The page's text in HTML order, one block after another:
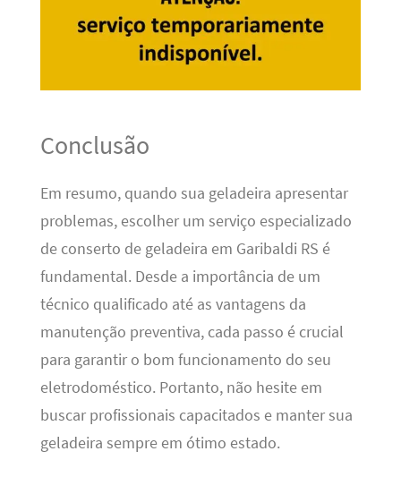
Conclusão
Em resumo, quando sua geladeira apresentar
problemas, escolher um serviço especializado
de conserto de geladeira em Garibaldi RS é
fundamental. Desde a importância de um
técnico qualificado até as vantagens da
manutenção preventiva, cada passo é crucial
para garantir o bom funcionamento do seu
eletrodoméstico. Portanto, não hesite em
buscar profissionais capacitados e manter sua
geladeira sempre em ótimo estado.